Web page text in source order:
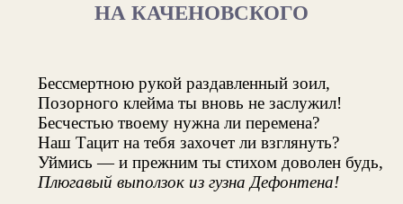
НА КАЧЕНОВСКОГО
Бессмертною рукой раздавленный зоил,
Позорного клейма ты вновь не заслужил!
Бесчестью твоему нужна ли перемена?
Наш Тацит на тебя захочет ли взглянуть?
Уймись — и прежним ты стихом доволен будь,
Плюгавый выползок из гузна Дефонтена!